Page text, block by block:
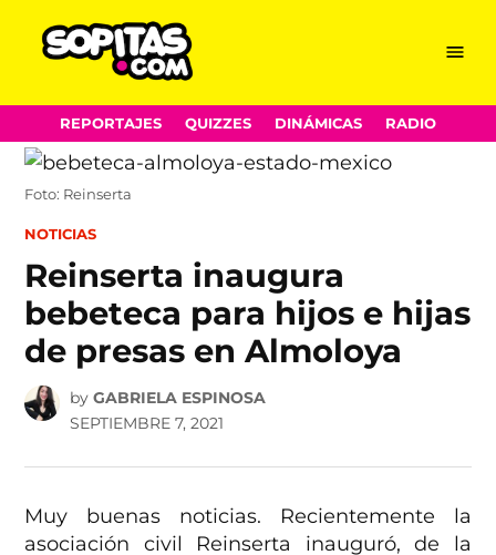
Skip
to
content
Menu
REPORTAJES QUIZZES DINÁMICAS RADIO
Foto: Reinserta
POSTED
NOTICIAS
Reinserta inaugura
bebeteca para hijos e hijas
de presas en Almoloya
by GABRIELA ESPINOSA
SEPTIEMBRE 7, 2021
Muy buenas noticias. Recientemente la
asociación civil Reinserta inauguró, de la